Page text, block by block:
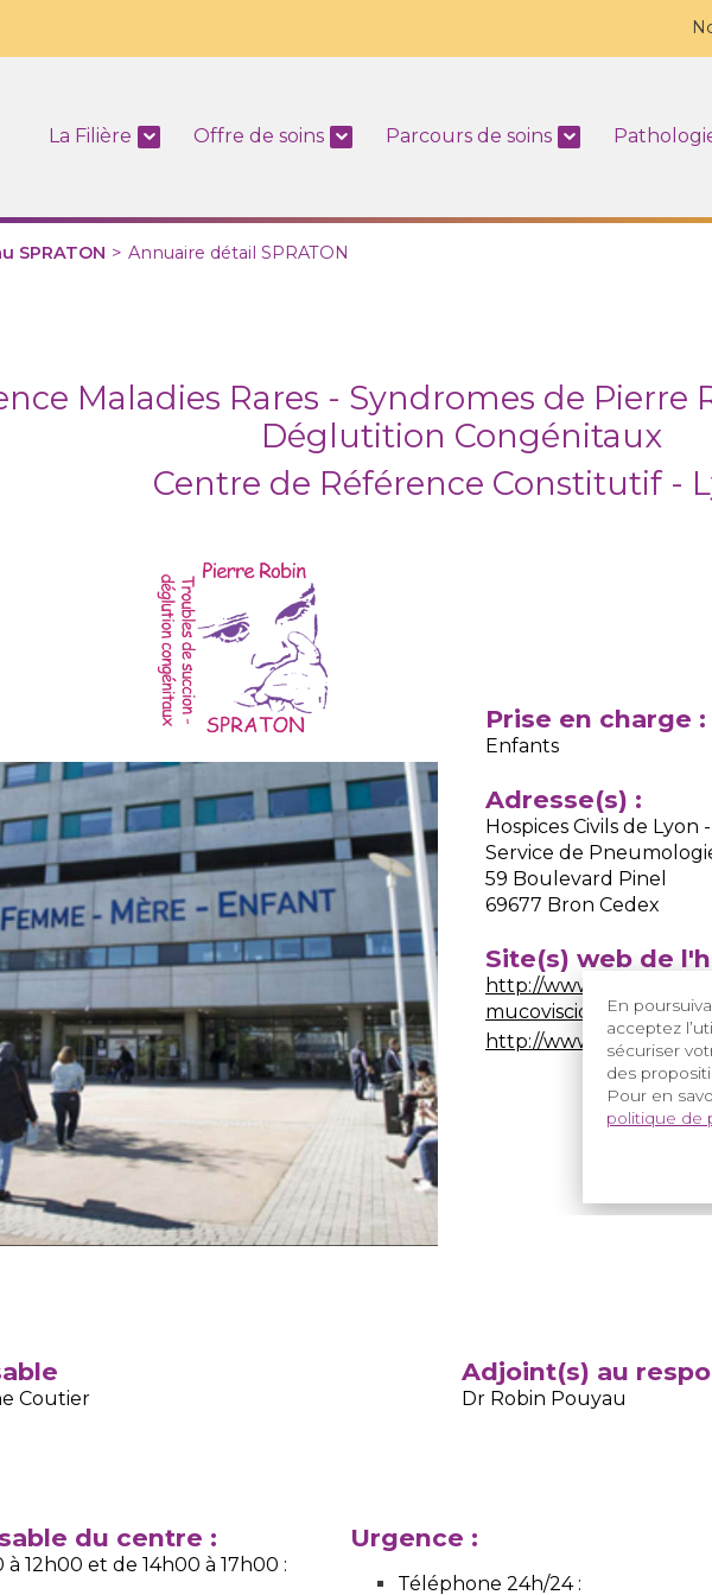
En
acceptez
sécuriser
des
Pour en
politique de
La Filière Offre de soins Parcours de soins
SPRATON > Annuaire détail SPRATON
Maladies Rares - Syndromes de
Déglutition Congénitaux
Centre de Référence Constitutif -
Prise en charge :
Enfants
Adresse(s) :
Hospices Civils de
Service de
59 Boulevard Pinel
69677 Bron Cedex
Site(s) web de
http://www.chu-lyon.fr/
mucoviscidose
http://www.chu-lyon.fr/
Coutier
Adjoint(s) au
Dr Robin Pouyau
du centre :
12h00 et de 14h00 à 17h00 :
Urgence :
Téléphone 24h/24 :